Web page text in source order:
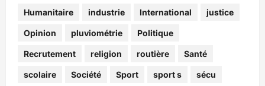
Humanitaire industrie International justice
Opinion pluviométrie Politique
Recrutement religion routière Santé
scolaire Société Sport sport s sécu